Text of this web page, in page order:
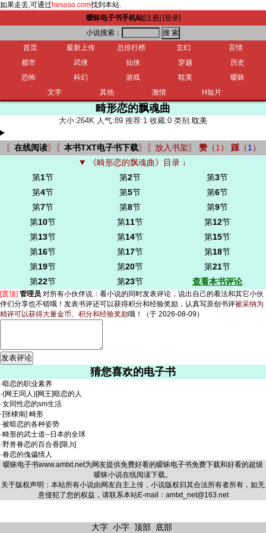
如果走丢,可通过hesoso.com找到本站.
暧昧电子书手机站[注册] [登录]
小说搜索：
首页
最新上传 总排行榜 玄幻
言情
都市
武侠 仙侠 穿越
历史
恐怖
科幻 游戏 耽美
暧昧
文学
其他 激情 H短片
畸形恋的飘魂曲
大小:264K 人气:89 推荐:1 收藏:0 类别:耽美
〖 在线阅读〗〖 本书TXT电子书下载〗〖 放入书架〗 赞（1 ） 踩（1 ）
《畸形恋的飘魂曲》目录 ↓
第1节 第2节 第3节
第4节 第5节 第6节
第7节 第8节 第9节
第10节 第11节 第12节
第13节 第14节 第15节
第16节 第17节 第18节
第19节 第20节 第21节
第22节 第23节 查看本书评论
[置顶] 管理员 对所有小伙伴说： 看小说的同时发表评论，说出自己的看法和其它小伙
伴们分享也不错哦！发表书评还可以获得积分和经验奖励，认真写原创书评被采纳为
精评可以获得大量金币、积分和经验奖励哦！ （于 2026-08-09）
猜您喜欢的电子书
·暗恋的职业素养
·(网王同人)[网王]暗恋的人
·女同性恋的sm生活
·[张棣南] 畸形
·被暗恋的各种姿势
·畸形的武士道--日本的全球
·野兽眷恋的百合香[限,h]
·眷恋的傀儡情人
大字 小字 顶部 底部
暧昧电子书www.amtxt.net为网友提供免费好看的暧昧电子书免费下载和好看的超级
暧昧小说在线阅读下载。
关于版权声明：本站所有小说由网友自主上传，小说版权归其合法所有者所有，如无
意侵犯了您的权益，请联系本站E-mail：amtxt_net@163.net